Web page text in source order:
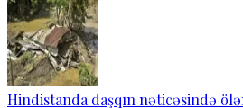
Hindistanda daşqın nəticəsində